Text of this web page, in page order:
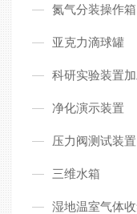
氮气分装操作箱
亚克力滴球罐
科研实验装置
净化演示装置
压力阀测试装置
三维水箱
湿地温室气体